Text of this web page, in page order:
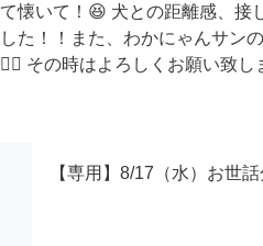
懐いて！😆 犬との距離感、接
た！！また、わかにゃんサン
その時はよろしくお願い致し
【専用】8/17（水）お世話